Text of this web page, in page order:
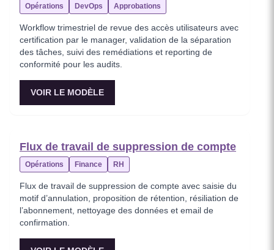
Opérations DevOps Approbations
Workflow trimestriel de revue des accès utilisateurs avec
certification par le manager, validation de la séparation
des tâches, suivi des remédiations et reporting de
conformité pour les audits.
VOIR LE MODÈLE
Flux de travail de suppression de compte
Opérations Finance RH
Flux de travail de suppression de compte avec saisie du
motif d’annulation, proposition de rétention, résiliation de
l’abonnement, nettoyage des données et email de
confirmation.